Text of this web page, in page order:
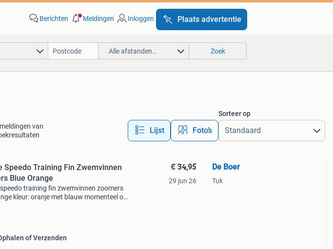
Berichten Meldingen Inloggen Plaats advertentie
Alle afstanden… Zoek
van
Lijst Foto’s
Sorteer op
Speedo Training Fin Zwemvinnen
Blue Orange
training fin zwemvinnen zoomers
kleur: oranje met blauw momenteel op
of Verzenden
€ 34,95
29 jun 26
De Boer
Tuk